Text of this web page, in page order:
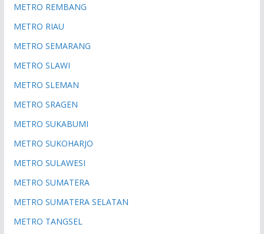
METRO REMBANG
METRO RIAU
METRO SEMARANG
METRO SLAWI
METRO SLEMAN
METRO SRAGEN
METRO SUKABUMI
METRO SUKOHARJO
METRO SULAWESI
METRO SUMATERA
METRO SUMATERA SELATAN
METRO TANGSEL